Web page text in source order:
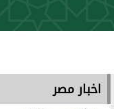
اخبار مصر